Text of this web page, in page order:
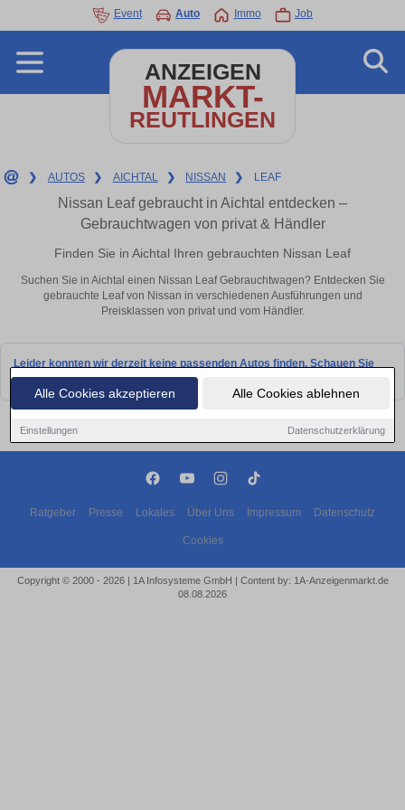
Alle Cookies akzeptieren Alle Cookies ablehnen
Einstellungen Datenschutzerklärung
Event Auto Immo Job
ANZEIGEN
MARKT-
REUTLINGEN
❯ AUTOS ❯ AICHTAL ❯ NISSAN ❯ LEAF
Nissan Leaf gebraucht in Aichtal entdecken –
Gebrauchtwagen von privat & Händler
Finden Sie in Aichtal Ihren gebrauchten Nissan Leaf
Suchen Sie in Aichtal einen Nissan Leaf Gebrauchtwagen? Entdecken Sie
gebrauchte Leaf von Nissan in verschiedenen Ausführungen und
Preisklassen von privat und vom Händler.
Leider konnten wir derzeit keine passenden Autos finden. Schauen Sie
bald wieder vorbei!
Ratgeber Presse Lokales Über Uns Impressum Datenschutz
Cookies
Copyright © 2000 - 2026 | 1A Infosysteme GmbH | Content by: 1A-Anzeigenmarkt.de
08.08.2026